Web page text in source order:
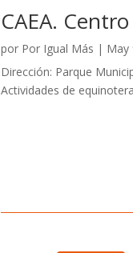
CAEA.
por Por Igual Más | May
Dirección: Parque
Actividades de